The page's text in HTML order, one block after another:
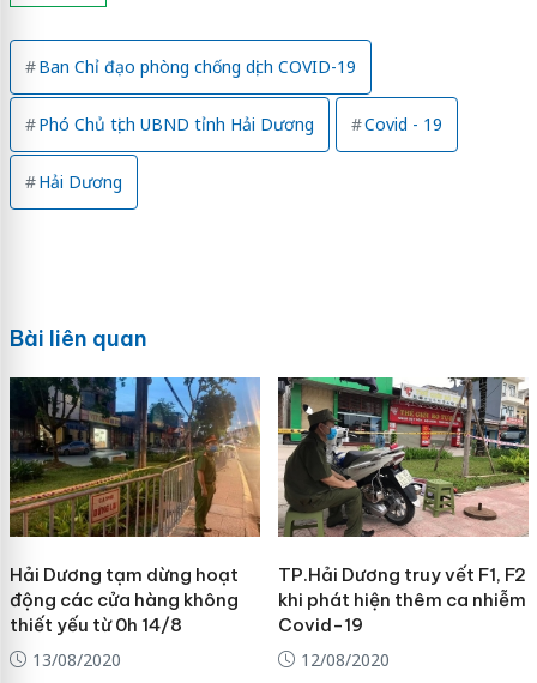
Ban Chỉ đạo phòng chống dịch COVID-19
Phó Chủ tịch UBND tỉnh Hải Dương Covid - 19
Hải Dương
Bài liên quan
Hải Dương tạm dừng hoạt
động các cửa hàng không
thiết yếu từ 0h 14/8
13/08/2020
TP.Hải Dương truy vết F1, F2
khi phát hiện thêm ca nhiễm
Covid-19
12/08/2020